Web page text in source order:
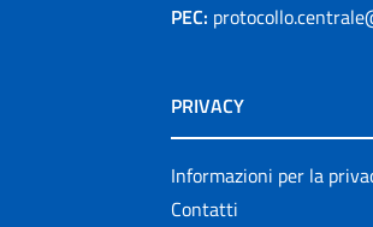
PEC:
PRIVACY
Informazioni per la
Contatti